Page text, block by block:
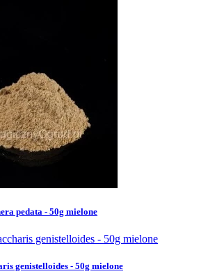
pedata - 50g mielone
genistelloides - 50g mielone